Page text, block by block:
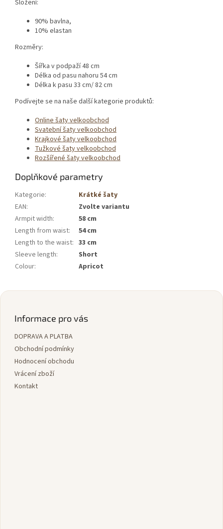
Složení:
90% bavlna,
10% elastan
Rozměry:
Šířka v podpaží 48 cm
Délka od pasu nahoru 54 cm
Délka k pasu 33 cm/ 82 cm
Podívejte se na naše další kategorie produktů:
Online šaty velkoobchod
Svatební šaty velkoobchod
Krajkové šaty velkoobchod
Tužkové šaty velkoobchod
Rozšířené šaty velkoobchod
Doplňkové parametry
Kategorie:
Krátké šaty
EAN:
Zvolte variantu
Armpit width:
58 cm
Length from waist:
54 cm
Length to the waist: 33 cm
Sleeve length:
Short
Colour: Apricot
Z
Informace pro vás
DOPRAVA A PLATBA
Obchodní podmínky
Hodnocení obchodu
Vrácení zboží
Kontakt